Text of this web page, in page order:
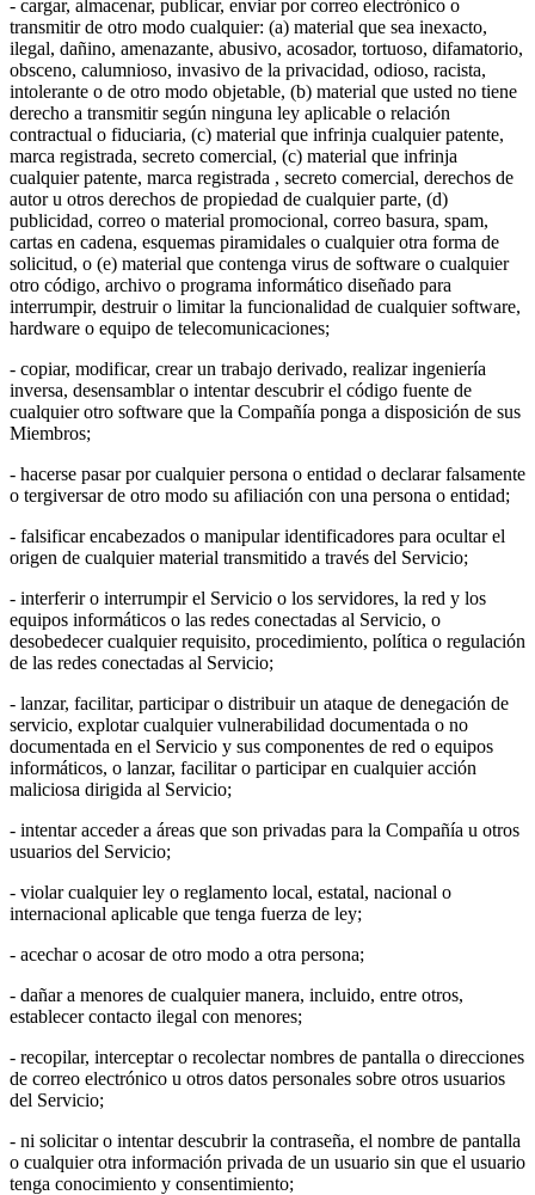
- cargar, almacenar, publicar, enviar por correo electrónico o
transmitir de otro modo cualquier: (a) material que sea inexacto,
ilegal, dañino, amenazante, abusivo, acosador, tortuoso, difamatorio,
obsceno, calumnioso, invasivo de la privacidad, odioso, racista,
intolerante o de otro modo objetable, (b) material que usted no tiene
derecho a transmitir según ninguna ley aplicable o relación
contractual o fiduciaria, (c) material que infrinja cualquier patente,
marca registrada, secreto comercial, (c) material que infrinja
cualquier patente, marca registrada , secreto comercial, derechos de
autor u otros derechos de propiedad de cualquier parte, (d)
publicidad, correo o material promocional, correo basura, spam,
cartas en cadena, esquemas piramidales o cualquier otra forma de
solicitud, o (e) material que contenga virus de software o cualquier
otro código, archivo o programa informático diseñado para
interrumpir, destruir o limitar la funcionalidad de cualquier software,
hardware o equipo de telecomunicaciones;
- copiar, modificar, crear un trabajo derivado, realizar ingeniería
inversa, desensamblar o intentar descubrir el código fuente de
cualquier otro software que la Compañía ponga a disposición de sus
Miembros;
- hacerse pasar por cualquier persona o entidad o declarar falsamente
o tergiversar de otro modo su afiliación con una persona o entidad;
- falsificar encabezados o manipular identificadores para ocultar el
origen de cualquier material transmitido a través del Servicio;
- interferir o interrumpir el Servicio o los servidores, la red y los
equipos informáticos o las redes conectadas al Servicio, o
desobedecer cualquier requisito, procedimiento, política o regulación
de las redes conectadas al Servicio;
- lanzar, facilitar, participar o distribuir un ataque de denegación de
servicio, explotar cualquier vulnerabilidad documentada o no
documentada en el Servicio y sus componentes de red o equipos
informáticos, o lanzar, facilitar o participar en cualquier acción
maliciosa dirigida al Servicio;
- intentar acceder a áreas que son privadas para la Compañía u otros
usuarios del Servicio;
- violar cualquier ley o reglamento local, estatal, nacional o
internacional aplicable que tenga fuerza de ley;
- acechar o acosar de otro modo a otra persona;
- dañar a menores de cualquier manera, incluido, entre otros,
establecer contacto ilegal con menores;
- recopilar, interceptar o recolectar nombres de pantalla o direcciones
de correo electrónico u otros datos personales sobre otros usuarios
del Servicio;
- ni solicitar o intentar descubrir la contraseña, el nombre de pantalla
o cualquier otra información privada de un usuario sin que el usuario
tenga conocimiento y consentimiento;